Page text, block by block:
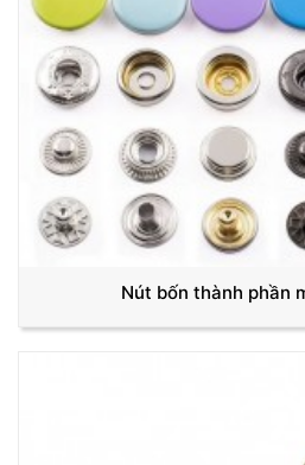
Nút bốn thành phần